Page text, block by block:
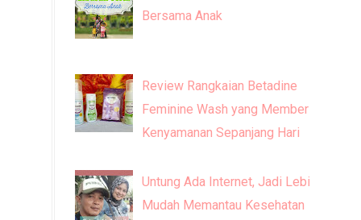
Bersama Anak
Review Rangkaian Betadine
Feminine Wash yang Memberi
Kenyamanan Sepanjang Hari
Untung Ada Internet, Jadi Lebih
Mudah Memantau Kesehatan